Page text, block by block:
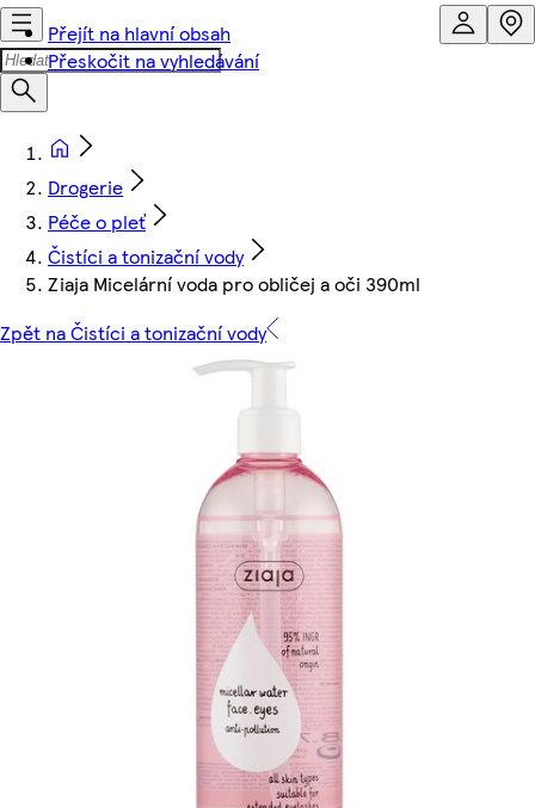
Přejít na hlavní obsah
Přeskočit na vyhledávání
Drogerie
Péče o pleť
Čistíci a tonizační vody
Ziaja Micelární voda pro obličej a oči 390ml
Zpět na Čistíci a tonizační vody